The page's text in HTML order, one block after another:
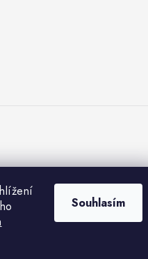
Souhlasím
vyhrazena.